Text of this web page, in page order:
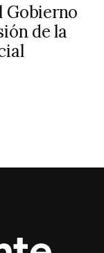
Gobierno
de la